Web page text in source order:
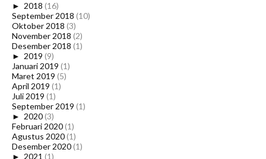
► 2018 (16)
September 2018 (10)
Oktober 2018 (3)
November 2018 (2)
Desember 2018 (1)
► 2019 (9)
Januari 2019 (1)
Maret 2019 (5)
April 2019 (1)
Juli 2019 (1)
September 2019 (1)
► 2020(3)
Februari 2020(1)
Agustus 2020(1)
Desember 2020(1)
► 2021 (1)